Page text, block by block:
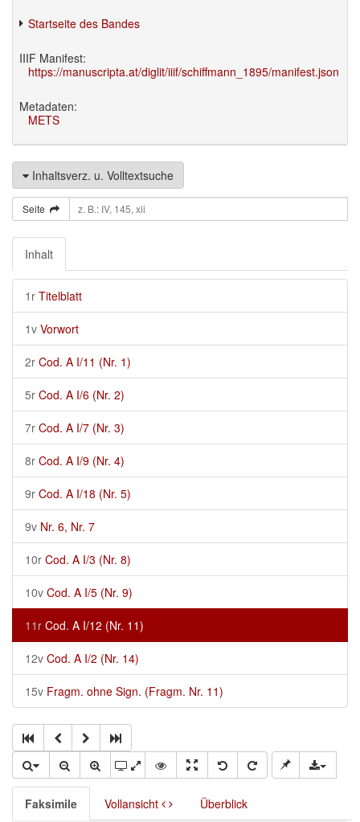
Startseite des Bandes
IIIF Manifest:
https://manuscripta.at/diglit/iiif/schiffmann_1895/manifest.json
Metadaten:
METS
Inhaltsverz. u. Volltextsuche
Seite
Inhalt
1r Titelblatt
1v Vorwort
2r Cod. A I/11 (Nr. 1)
5r Cod. A I/6 (Nr. 2)
7r Cod. A I/7 (Nr. 3)
8r Cod. A I/9 (Nr. 4)
9r Cod. A I/18 (Nr. 5)
9v Nr. 6, Nr. 7
10r Cod. A I/3 (Nr. 8)
10v Cod. A I/5 (Nr. 9)
11r Cod. A I/12 (Nr. 11)
12v Cod. A I/2 (Nr. 14)
15v Fragm. ohne Sign. (Fragm. Nr. 11)
Faksimile Vollansicht Überblick